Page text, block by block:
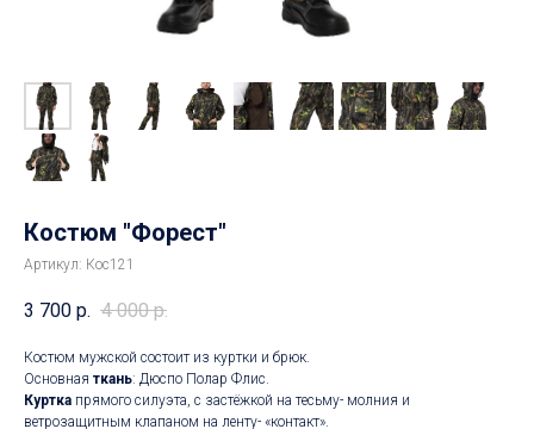
Костюм "Форест"
Артикул: Кос121
3 700 р. 4 000 р.
Костюм мужской состоит из куртки и брюк.
Основная ткань: Дюспо Полар Флис.
Куртка прямого силуэта, с застёжкой на тесьму- молния и
ветрозащитным клапаном на ленту- «контакт».